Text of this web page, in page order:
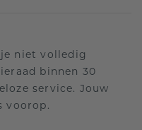
niet volledig
binnen 30
service. Jouw
voorop.